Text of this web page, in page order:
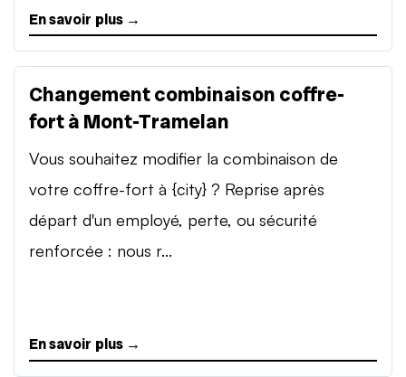
En savoir plus →
Changement combinaison coffre-
fort à Mont-Tramelan
Vous souhaitez modifier la combinaison de
votre coffre-fort à {city} ? Reprise après
départ d'un employé, perte, ou sécurité
renforcée : nous r...
En savoir plus →